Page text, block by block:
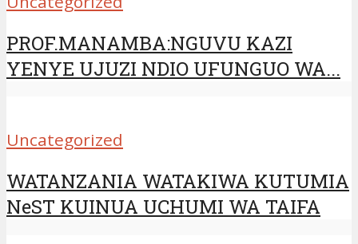
PROF.MANAMBA:NGUVU KAZI
YENYE UJUZI NDIO UFUNGUO WA...
Uncategorized
WATANZANIA WATAKIWA KUTUMIA
NeST KUINUA UCHUMI WA TAIFA